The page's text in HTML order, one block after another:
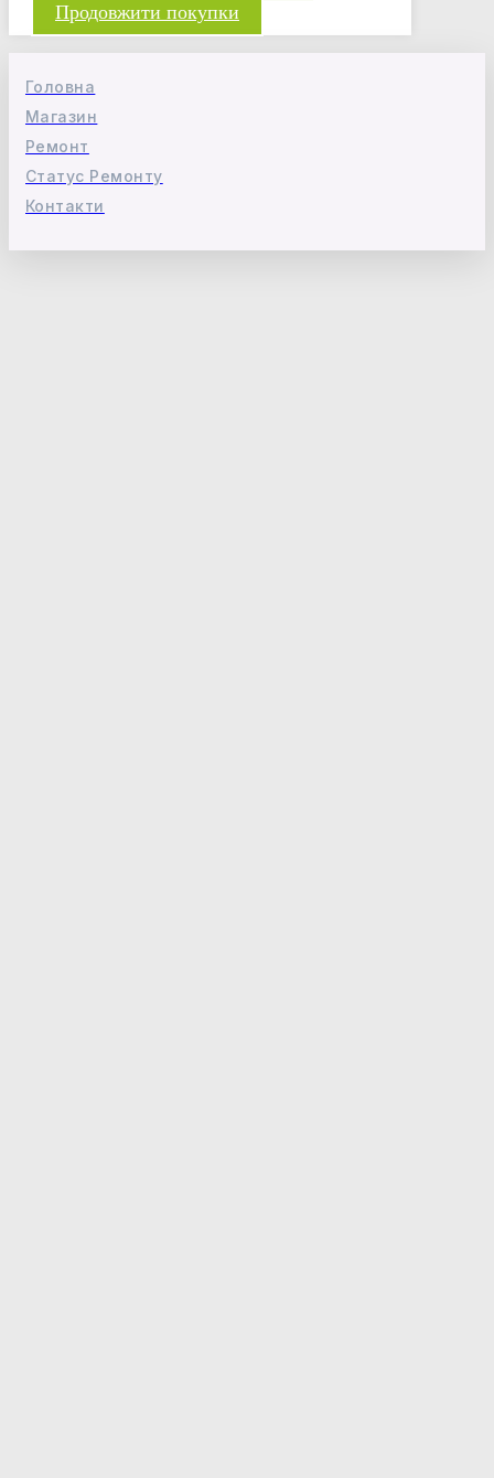
Продовжити покупки
Головна
Магазин
Ремонт
Статус Ремонту
Контакти